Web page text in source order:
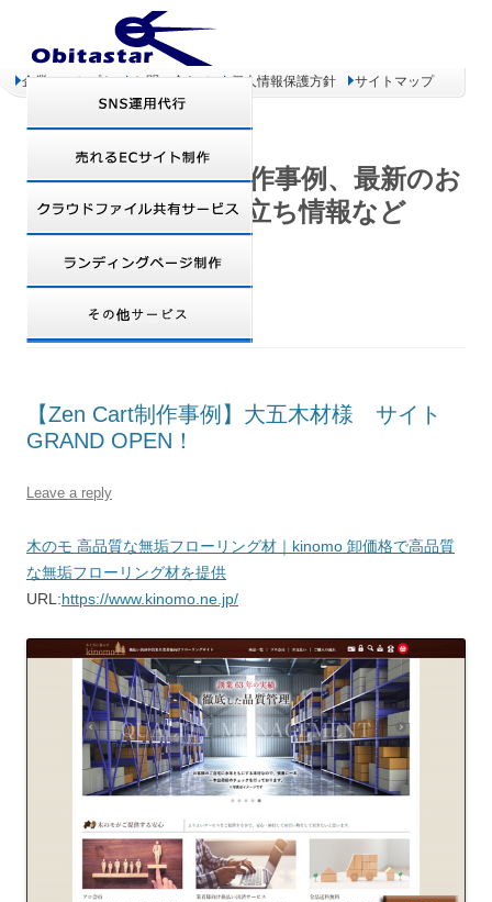
企業コンセプト お問い合わせ 個人情報保護方針 サイトマップ
オビタスター 制作事例、最新のお
得情報、お役立ち情報など
TAG ARCHIVES:ZENCART
【Zen Cart制作事例】大五木材様 サイト
GRAND OPEN！
Leave a reply
木のモ 高品質な無垢フローリング材｜kinomo 卸価格で高品質
な無垢フローリング材を提供
URL:https://www.kinomo.ne.jp/